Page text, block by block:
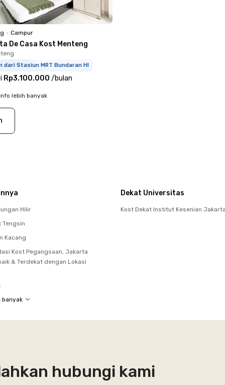
• Campur
De Casa Kost Menteng
dari Stasiun MRT Bundaran HI
Rp3.100.000 /bulan
lebih banyak
Hilir
Tengsin
Kacang
Kost Pegangsaan, Jakarta
& Terdekat dengan Lokasi
banyak
Dekat Universitas
Kost Dekat Institut Kesenian
hubungi kami